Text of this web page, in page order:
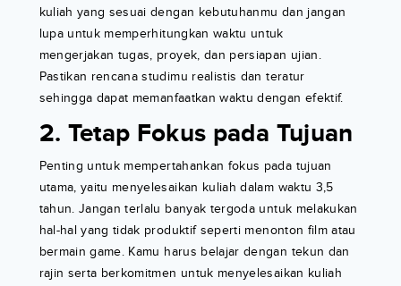
kuliah yang sesuai dengan kebutuhanmu dan jangan
lupa untuk memperhitungkan waktu untuk
mengerjakan tugas, proyek, dan persiapan ujian.
Pastikan rencana studimu realistis dan teratur
sehingga dapat memanfaatkan waktu dengan efektif.
2. Tetap Fokus pada Tujuan
Penting untuk mempertahankan fokus pada tujuan
utama, yaitu menyelesaikan kuliah dalam waktu 3,5
tahun. Jangan terlalu banyak tergoda untuk melakukan
hal-hal yang tidak produktif seperti menonton film atau
bermain game. Kamu harus belajar dengan tekun dan
rajin serta berkomitmen untuk menyelesaikan kuliah